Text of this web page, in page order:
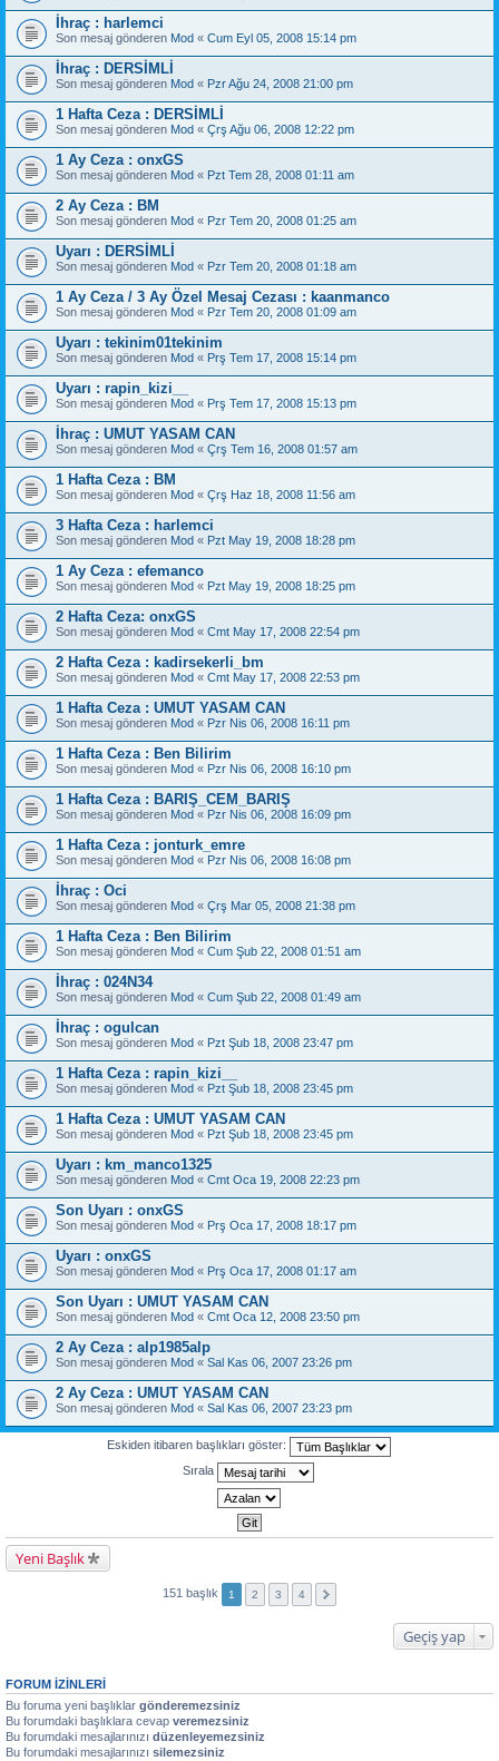
İhraç : harlemci
Son mesaj gönderen Mod « Cum Eyl 05, 2008 15:14 pm
İhraç : DERSİMLİ
Son mesaj gönderen Mod « Pzr Ağu 24, 2008 21:00 pm
1 Hafta Ceza : DERSİMLİ
Son mesaj gönderen Mod « Çrş Ağu 06, 2008 12:22 pm
1 Ay Ceza : onxGS
Son mesaj gönderen Mod « Pzt Tem 28, 2008 01:11 am
2 Ay Ceza : BM
Son mesaj gönderen Mod « Pzr Tem 20, 2008 01:25 am
Uyarı : DERSİMLİ
Son mesaj gönderen Mod « Pzr Tem 20, 2008 01:18 am
1 Ay Ceza / 3 Ay Özel Mesaj Cezası : kaanmanco
Son mesaj gönderen Mod « Pzr Tem 20, 2008 01:09 am
Uyarı : tekinim01tekinim
Son mesaj gönderen Mod « Prş Tem 17, 2008 15:14 pm
Uyarı : rapin_kizi__
Son mesaj gönderen Mod « Prş Tem 17, 2008 15:13 pm
İhraç : UMUT YASAM CAN
Son mesaj gönderen Mod « Çrş Tem 16, 2008 01:57 am
1 Hafta Ceza : BM
Son mesaj gönderen Mod « Çrş Haz 18, 2008 11:56 am
3 Hafta Ceza : harlemci
Son mesaj gönderen Mod « Pzt May 19, 2008 18:28 pm
1 Ay Ceza : efemanco
Son mesaj gönderen Mod « Pzt May 19, 2008 18:25 pm
2 Hafta Ceza: onxGS
Son mesaj gönderen Mod « Cmt May 17, 2008 22:54 pm
2 Hafta Ceza : kadirsekerli_bm
Son mesaj gönderen Mod « Cmt May 17, 2008 22:53 pm
1 Hafta Ceza : UMUT YASAM CAN
Son mesaj gönderen Mod « Pzr Nis 06, 2008 16:11 pm
1 Hafta Ceza : Ben Bilirim
Son mesaj gönderen Mod « Pzr Nis 06, 2008 16:10 pm
1 Hafta Ceza : BARIŞ_CEM_BARIŞ
Son mesaj gönderen Mod « Pzr Nis 06, 2008 16:09 pm
1 Hafta Ceza : jonturk_emre
Son mesaj gönderen Mod « Pzr Nis 06, 2008 16:08 pm
İhraç : Oci
Son mesaj gönderen Mod « Çrş Mar 05, 2008 21:38 pm
1 Hafta Ceza : Ben Bilirim
Son mesaj gönderen Mod « Cum Şub 22, 2008 01:51 am
İhraç : 024N34
Son mesaj gönderen Mod « Cum Şub 22, 2008 01:49 am
İhraç : ogulcan
Son mesaj gönderen Mod « Pzt Şub 18, 2008 23:47 pm
1 Hafta Ceza : rapin_kizi__
Son mesaj gönderen Mod « Pzt Şub 18, 2008 23:45 pm
1 Hafta Ceza : UMUT YASAM CAN
Son mesaj gönderen Mod « Pzt Şub 18, 2008 23:45 pm
Uyarı : km_manco1325
Son mesaj gönderen Mod « Cmt Oca 19, 2008 22:23 pm
Son Uyarı : onxGS
Son mesaj gönderen Mod « Prş Oca 17, 2008 18:17 pm
Uyarı : onxGS
Son mesaj gönderen Mod « Prş Oca 17, 2008 01:17 am
Son Uyarı : UMUT YASAM CAN
Son mesaj gönderen Mod « Cmt Oca 12, 2008 23:50 pm
2 Ay Ceza : alp1985alp
Son mesaj gönderen Mod « Sal Kas 06, 2007 23:26 pm
2 Ay Ceza : UMUT YASAM CAN
Son mesaj gönderen Mod « Sal Kas 06, 2007 23:23 pm
Eskiden itibaren başlıkları göster:
Sırala
Yeni Başlık
151 başlık 1 2 3 4
Geçiş yap
FORUM IZINLERI
Bu foruma yeni başlıklar gönderemezsiniz
Bu forumdaki başlıklara cevap veremezsiniz
Bu forumdaki mesajlarınızı düzenleyemezsiniz
Bu forumdaki mesajlarınızı silemezsiniz